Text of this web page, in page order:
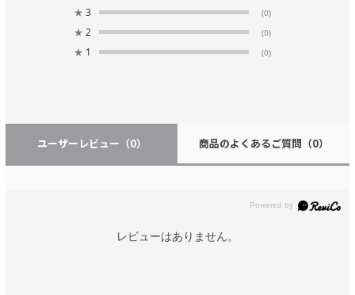
★ 3 (0)
★ 2 (0)
★ 1 (0)
ユーザーレビュー （0） 商品のよくあるご質問 （0）
レビューはありません。